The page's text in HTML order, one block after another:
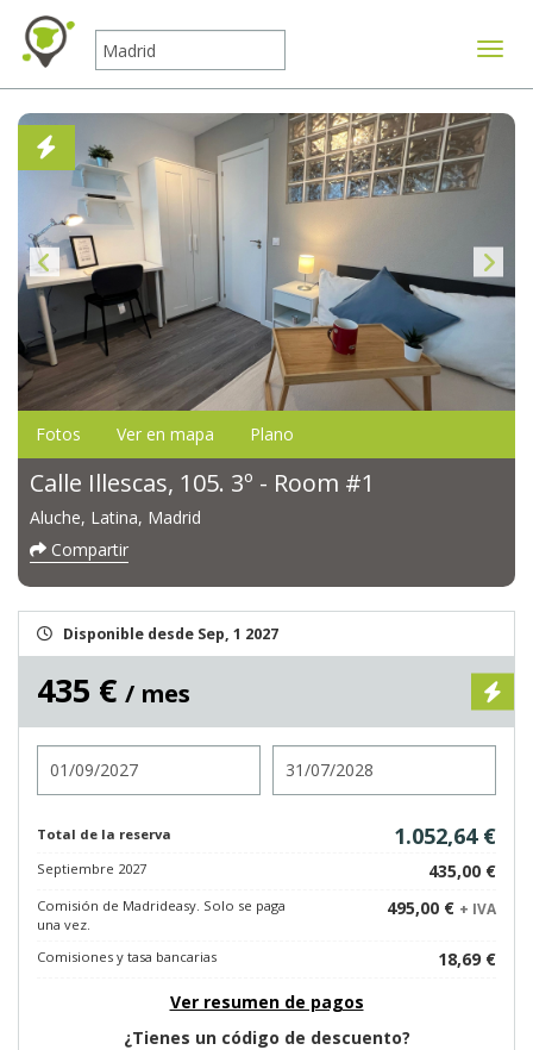
Fotos Ver en mapa Plano
Calle Illescas, 105. 3º - Room #1
Aluche, Latina, Madrid
Compartir
Disponible desde Sep, 1 2027
435 € / mes
Total de la reserva 1.052,64 €
Septiembre 2027 435,00 €
Comisión de Madrideasy. Solo se paga
una vez.
495,00 € + IVA
Comisiones y tasa bancarias
18,69 €
Ver resumen de pagos
¿Tienes un código de descuento?